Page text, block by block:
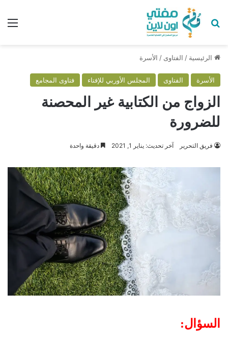
بحث عن
الرئيسية / الفتاوى / الأسرة
الأسرة الفتاوى المجلس الأوربي للإفتاء فتاوى المجامع
الزواج من الكتابية غير المحصنة
للضرورة
فريق التحرير آخر تحديث: يناير 1, 2021 دقيقة واحدة
السؤال: